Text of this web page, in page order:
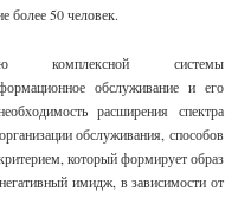
более 50 человек.
комплексной системы
обслуживание и его
расширения спектра
обслуживания, способов
который формирует образ
имидж, в зависимости от